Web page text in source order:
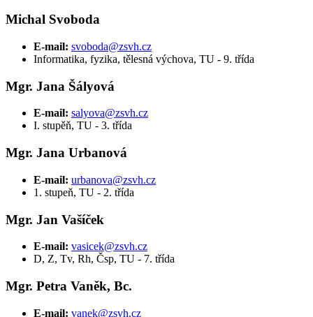
Michal Svoboda
E-mail: svoboda@zsvh.cz
Informatika, fyzika, tělesná výchova, TU - 9. třída
Mgr. Jana Šályová
E-mail: salyova@zsvh.cz
I. stupěň, TU - 3. třída
Mgr. Jana Urbanová
E-mail: urbanova@zsvh.cz
1. stupeň, TU - 2. třída
Mgr. Jan Vašíček
E-mail: vasicek@zsvh.cz
D, Z, Tv, Rh, Čsp, TU - 7. třída
Mgr. Petra Vaněk, Bc.
E-mail: vanek@zsvh.cz